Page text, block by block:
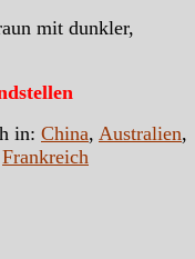
mit dunkler,
in: China, Australien,
Frankreich